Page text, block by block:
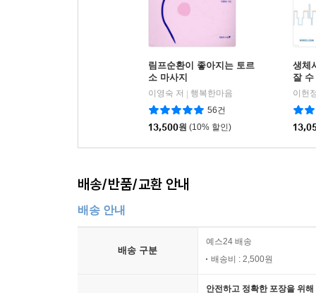
림프순환이 좋아지는 토르
소 마사지
이영숙 저
행복한마음
56건
13,500원 (10% 할인)
생체
잘
이헌
배송/반품/교환 안내
배송 안내
배송 구분
예스24 배송
배송비 : 2,500원
안전하고 정확한 포장을 위